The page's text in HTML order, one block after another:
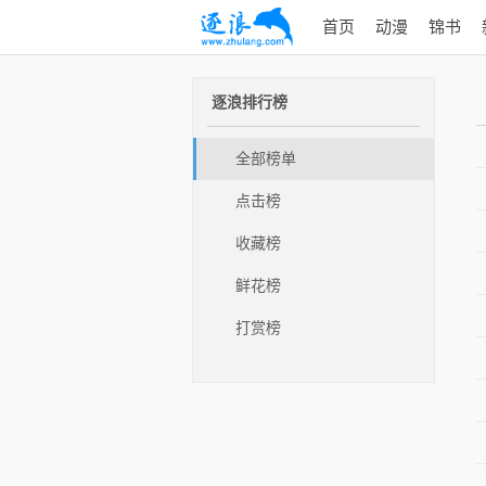
首页 动漫 锦书
逐浪排行榜
全部榜单
点击榜
收藏榜
鲜花榜
打赏榜